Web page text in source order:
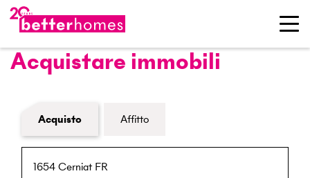
Acquistare immobili
Modulo di ricerca immobiliare
Acquisto Affitto
NPA / Località